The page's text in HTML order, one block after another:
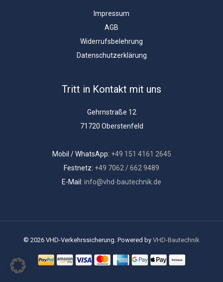
Impressum
AGB
Widerrufsbelehrung
Datenschutzerklärung
Tritt in Kontakt mit uns
Gehrnstraße 12
71720 Oberstenfeld
Mobil / WhatsApp: +49 151 4161 2645
Festnetz: +49 7062 / 662 9489
E-Mail: info@vhd-bautechnik.de
© 2026 VHD-Verkehrssicherung. Powered by VHD-Bautechnik